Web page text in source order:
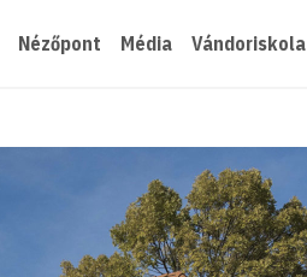
Nézőpont Média Vándoriskola